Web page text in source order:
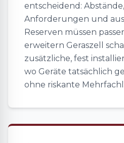
entscheidend:
Anforderungen und
Reserven müssen
erweitern Geraszell
zusätzliche, fest
wo Geräte tatsächlich
ohne riskante